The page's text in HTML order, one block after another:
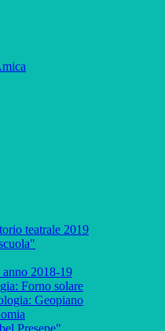
teatrale 2019
2018-19
Forno solare
Geopiano